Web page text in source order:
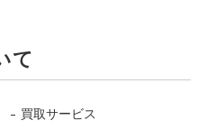
て
買取サービス